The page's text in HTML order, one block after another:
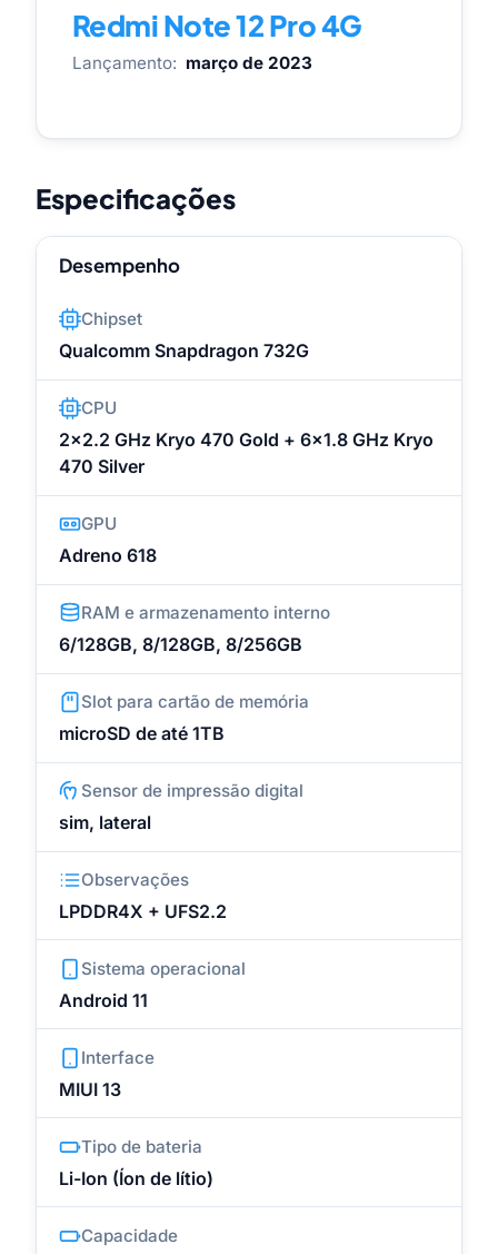
Redmi Note 12 Pro 4G
Lançamento: março de 2023
Especificações
Desempenho
Chipset
Qualcomm Snapdragon 732G
CPU
2x2.2 GHz Kryo 470 Gold + 6x1.8 GHz Kryo
470 Silver
GPU
Adreno 618
RAM e armazenamento interno
6/128GB, 8/128GB, 8/256GB
Slot para cartão de memória
microSD de até 1TB
Sensor de impressão digital
sim, lateral
Observações
LPDDR4X + UFS2.2
Sistema operacional
Android 11
Interface
MIUI 13
Tipo de bateria
Li-Ion (Íon de lítio)
Capacidade